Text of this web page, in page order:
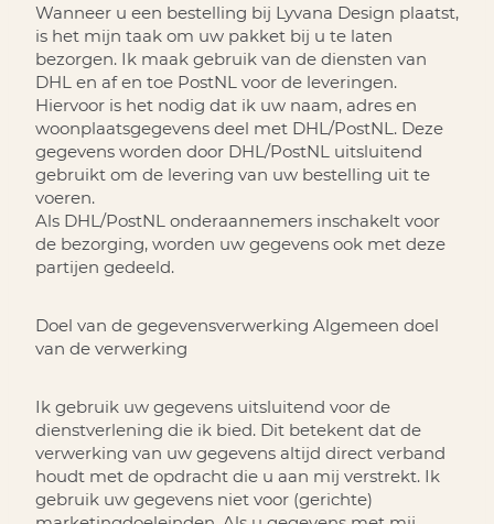
Wanneer u een bestelling bij Lyvana Design plaatst,
is het mijn taak om uw pakket bij u te laten
bezorgen. Ik maak gebruik van de diensten van
DHL en af en toe PostNL voor de leveringen.
Hiervoor is het nodig dat ik uw naam, adres en
woonplaatsgegevens deel met DHL/PostNL. Deze
gegevens worden door DHL/PostNL uitsluitend
gebruikt om de levering van uw bestelling uit te
voeren.
Als DHL/PostNL onderaannemers inschakelt voor
de bezorging, worden uw gegevens ook met deze
partijen gedeeld.
Doel van de gegevensverwerking Algemeen doel
van de verwerking
Ik gebruik uw gegevens uitsluitend voor de
dienstverlening die ik bied. Dit betekent dat de
verwerking van uw gegevens altijd direct verband
houdt met de opdracht die u aan mij verstrekt. Ik
gebruik uw gegevens niet voor (gerichte)